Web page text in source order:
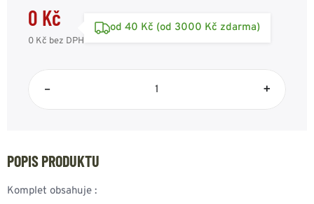
0 Kč
0 Kč bez DPH
od 40 Kč (od 3000 Kč zdarma)
– +
POPIS PRODUKTU
Komplet obsahuje :